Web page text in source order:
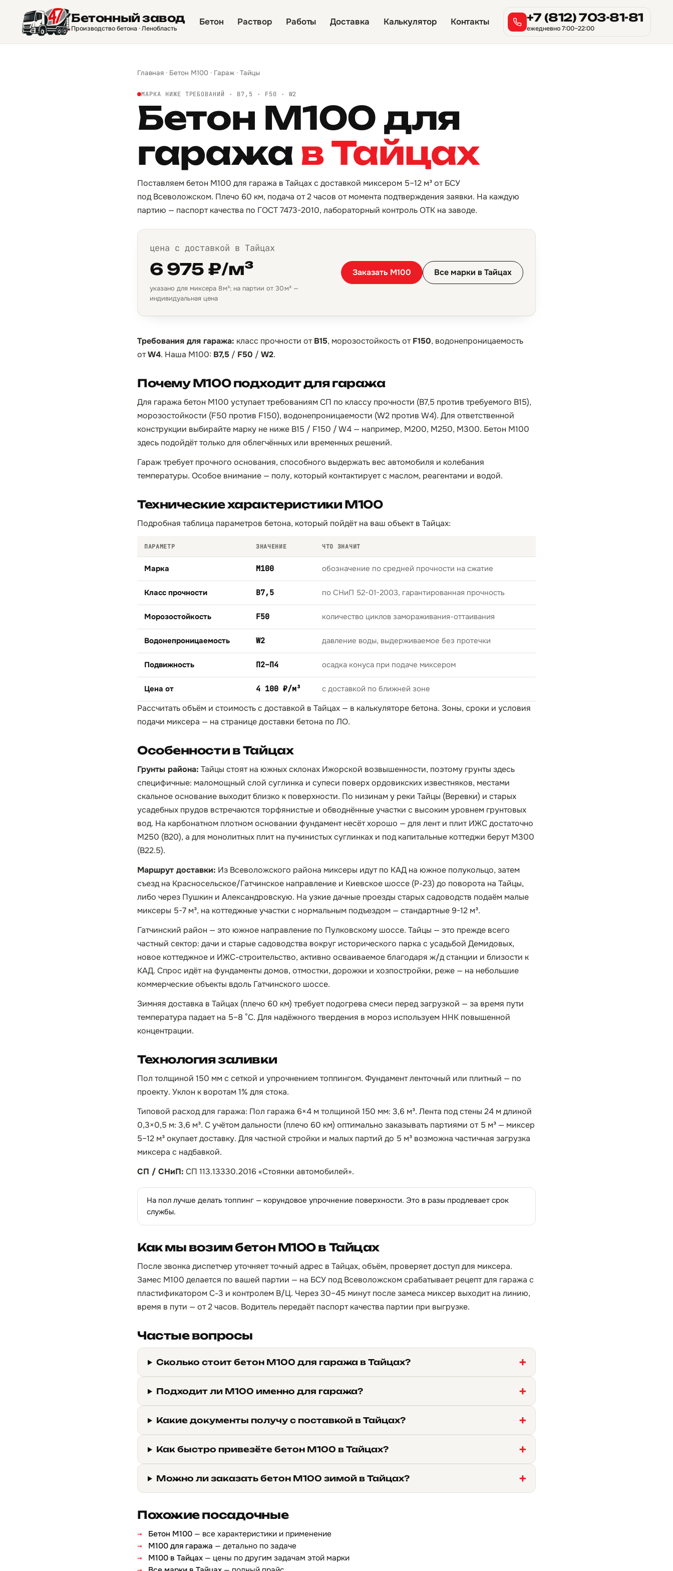
Бетонный завод
Производство бетона · Ленобласть
Бетон Раствор Работы Доставка Калькулятор Контакты +7 (812) 703-81-81
ежедневно 7:00–22:00
Главная · Бетон М100 · Гараж · Тайцы
МАРКА НИЖЕ ТРЕБОВАНИЙ · B7,5 · F50 · W2
Бетон М100 для
гаража в Тайцах
Поставляем бетон М100 для гаража в Тайцах с доставкой миксером 5–12 м³ от БСУ
под Всеволожском. Плечо 60 км, подача от 2 часов от момента подтверждения заявки. На каждую
партию — паспорт качества по ГОСТ 7473-2010, лабораторный контроль ОТК на заводе.
цена с доставкой в Тайцах
6 975 ₽/м³
указано для миксера 8 м³; на партии от 30 м³ —
индивидуальная цена
Заказать М100 Все марки в Тайцах
Требования для гаража: класс прочности отB15, морозостойкость отF150, водонепроницаемость
отW4. Наша М100: B7,5 / F50 / W2.
Почему М100 подходит для гаража
Для гаража бетон М100 уступает требованиям СП по классу прочности (B7,5 против требуемого B15),
морозостойкости (F50 против F150), водонепроницаемости (W2 против W4). Для ответственной
конструкции выбирайте марку не ниже B15 / F150 / W4 — например, М200, М250, М300. Бетон М100
здесь подойдёт только для облегчённых или временных решений.
Гараж требует прочного основания, способного выдержать вес автомобиля и колебания
температуры. Особое внимание — полу, который контактирует с маслом, реагентами и водой.
Технические характеристики М100
Подробная таблица параметров бетона, который пойдёт на ваш объект в Тайцах:
ПАРАМЕТР ЗНАЧЕНИЕ ЧТО ЗНАЧИТ
Марка М100 обозначение по средней прочности на сжатие
Класс прочности B7,5 по СНиП 52-01-2003, гарантированная прочность
Морозостойкость F50 количество циклов замораживания-оттаивания
Водонепроницаемость W2 давление воды, выдерживаемое без протечки
Подвижность П2–П4 осадка конуса при подаче миксером
Цена от 4 100 ₽/м³ с доставкой по ближней зоне
Рассчитать объём и стоимость с доставкой в Тайцах — в калькуляторе бетона. Зоны, сроки и условия
подачи миксера — на страницедоставки бетона по ЛО.
Особенности в Тайцах
Грунты района: Тайцы стоят на южных склонах Ижорской возвышенности, поэтому грунты здесь
специфичные: маломощный слой суглинка и супеси поверх ордовикских известняков, местами
скальное основание выходит близко к поверхности. По низинам у реки Тайцы (Веревки) и старых
усадебных прудов встречаются торфянистые и обводнённые участки с высоким уровнем грунтовых
вод. На карбонатном плотном основании фундамент несёт хорошо — для лент и плит ИЖС достаточно
М250 (B20), а для монолитных плит на пучинистых суглинках и под капитальные коттеджи берут М300
(B22.5).
Маршрут доставки: Из Всеволожского района миксеры идут по КАД на южное полукольцо, затем
съезд на Красносельское/Гатчинское направление и Киевское шоссе (Р-23) до поворота на Тайцы,
либо через Пушкин и Александровскую. На узкие дачные проезды старых садоводств подаём малые
миксеры 5-7 м³, на коттеджные участки с нормальным подъездом — стандартные 9-12 м³.
Гатчинский район — это южное направление по Пулковскому шоссе. Тайцы — это прежде всего
частный сектор: дачи и старые садоводства вокруг исторического парка с усадьбой Демидовых,
новое коттеджное и ИЖС-строительство, активно осваиваемое благодаря ж/д станции и близости к
КАД. Спрос идёт на фундаменты домов, отмостки, дорожки и хозпостройки, реже — на небольшие
коммерческие объекты вдоль Гатчинского шоссе.
Зимняя доставка в Тайцах (плечо 60 км) требует подогрева смеси перед загрузкой — за время пути
температура падает на 5–8 °C. Для надёжного твердения в мороз используем ННК повышенной
концентрации.
Технология заливки
Пол толщиной 150 мм с сеткой и упрочнением топпингом. Фундамент ленточный или плитный — по
проекту. Уклон к воротам 1% для стока.
Типовой расход для гаража: Пол гаража 6×4 м толщиной 150 мм: 3,6 м³. Лента под стены 24 м длиной
0,3×0,5 м: 3,6 м³. С учётом дальности (плечо 60 км) оптимально заказывать партиями от 5 м³ — миксер
5–12 м³ окупает доставку. Для частной стройки и малых партий до 5 м³ возможна частичная загрузка
миксера с надбавкой.
СП / СНиП: СП 113.13330.2016 «Стоянки автомобилей».
На пол лучше делать топпинг — корундовое упрочнение поверхности. Это в разы продлевает срок
службы.
Как мы возим бетон М100 в Тайцах
После звонка диспетчер уточняет точный адрес в Тайцах, объём, проверяет доступ для миксера.
Замес М100 делается по вашей партии — на БСУ под Всеволожском срабатывает рецепт для гаража с
пластификатором С-3 и контролем В/Ц. Через 30–45 минут после замеса миксер выходит на линию,
время в пути — от 2 часов. Водитель передаёт паспорт качества партии при выгрузке.
Частые вопросы
Сколько стоит бетон М100 для гаража в Тайцах?
Подходит ли М100 именно для гаража?
Какие документы получу с поставкой в Тайцах?
Как быстро привезёте бетон М100 в Тайцах?
Можно ли заказать бетон М100 зимой в Тайцах?
Похожие посадочные
Бетон М100 — все характеристики и применение
М100 для гаража — детально по задаче
М100 в Тайцах — цены по другим задачам этой марки